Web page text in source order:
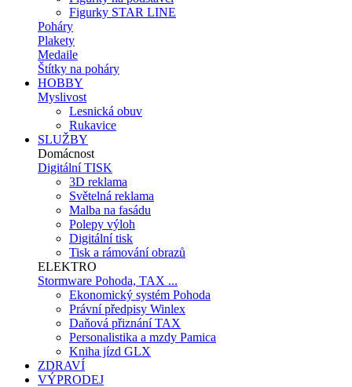
Figurky STAR LINE
Poháry
Plakety
Medaile
Štítky na poháry
HOBBY
Myslivost
Lesnická obuv
Rukavice
SLUŽBY
Domácnost
Digitální TISK
3D reklama
Světelná reklama
Malba na fasádu
Polepy výloh
Digitální tisk
Tisk a rámování obrazů
ELEKTRO
Stormware Pohoda, TAX ...
Ekonomický systém Pohoda
Právní předpisy Winlex
Daňová přiznání TAX
Personalistika a mzdy Pamica
Kniha jízd GLX
ZDRAVÍ
VÝPRODEJ